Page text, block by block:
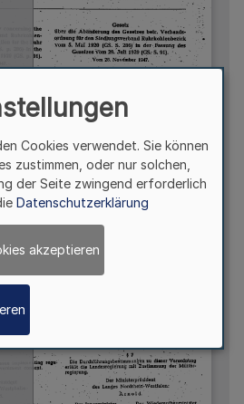
Cookies verwendet. Sie können
zustimmen, oder nur solchen,
der Seite zwingend erforderlich
Datenschutzerklärung
akzeptieren